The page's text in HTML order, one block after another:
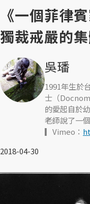
《一個菲律
獨裁戒嚴的
吳璠
1991年生於
士（
的愛起自於
老師說了一
▎Vimeo：
2018-04-30